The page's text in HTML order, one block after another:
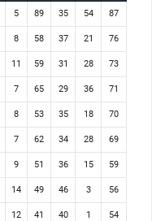
5 89 35 54 87
8 58 37 21 76
11 59 31 28 73
7 65 29 36 71
8 53 35 18 70
7 62 34 28 69
9 51 36 15 59
14 49 46 3 56
12 41 40 1 54